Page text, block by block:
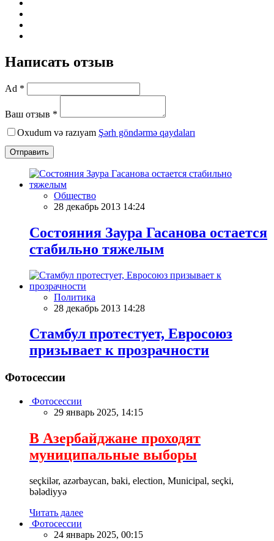
Написать отзыв
Ad *
Ваш отзыв *
Oxudum və razıyam Şərh göndərmə qaydaları
Отправить
Общество
28 декабрь 2013 14:24
Состояния Заура Гасанова остается
стабильно тяжелым
Политика
28 декабрь 2013 14:28
Стамбул протестует, Евросоюз
призывает к прозрачности
Фотосессии
Фотосессии
29 январь 2025, 14:15
В Азербайджане проходят
муниципальные выборы
seçkilər, azərbaycan, baki, election, Municipal, seçki,
bələdiyyə
Читать далее
Фотосессии
24 январь 2025, 00:15